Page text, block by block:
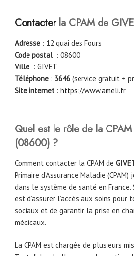
Contacterla CPAM de
Adresse : 12 quai des Fours
Code postal: 08600
Ville : GIVET
Téléphone : 3646 (service gratuit +
Site internet : https://www.ameli.fr
Quel est le rôle de la CPAM
(08600) ?
Comment contacter la CPAM de
Primaire d’Assurance Maladie
dans le système de santé en
est d’assurer l’accès aux soins pour
sociaux et de garantir la prise en
médicaux.
La CPAM est chargée de plusieurs